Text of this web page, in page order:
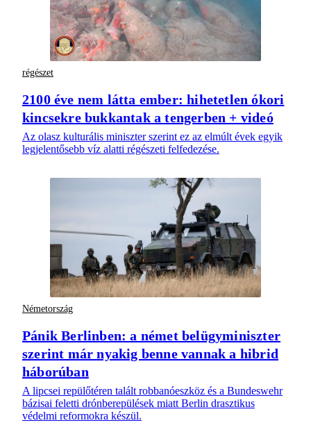
régészet
2100 éve nem látta ember: hihetetlen ókori
kincsekre bukkantak a tengerben + videó
Az olasz kulturális miniszter szerint ez az elmúlt évek egyik
legjelentősebb víz alatti régészeti felfedezése.
Németország
Pánik Berlinben: a német belügyminiszter
szerint már nyakig benne vannak a hibrid
háborúban
A lipcsei repülőtéren talált robbanóeszköz és a Bundeswehr
bázisai feletti drónberepülések miatt Berlin drasztikus
védelmi reformokra készül.